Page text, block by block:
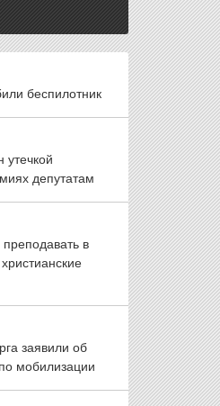
беспилотник
утечкой
депутатам
в
заявили об
мобилизации